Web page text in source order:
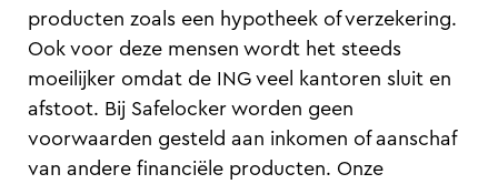
producten zoals een hypotheek of verzekering.
Ook voor deze mensen wordt het steeds
moeilijker omdat de ING veel kantoren sluit en
afstoot. Bij Safelocker worden geen
voorwaarden gesteld aan inkomen of aanschaf
van andere financiële producten. Onze